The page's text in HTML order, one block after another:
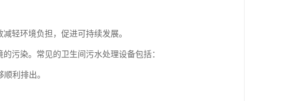
轻环境负担，促进可持续发展。
污染。常见的卫生间污水处理设备包括：
利排出。